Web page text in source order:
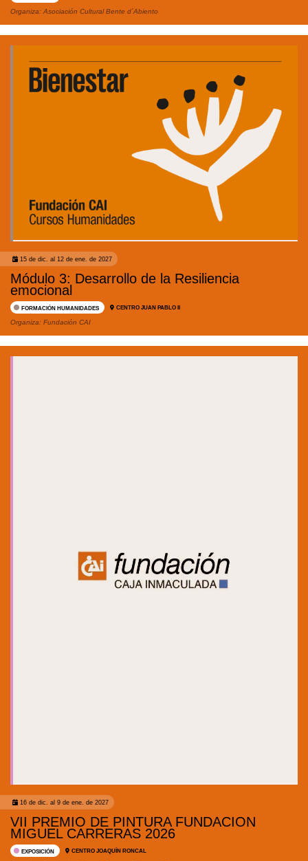
Organiza:Asociación Cultural Bente d´Abiento
15 de dic. al 12 de ene. de 2027
Módulo 3: Desarrollo de la Resiliencia
emocional
FORMACIÓN HUMANIDADES CENTRO JUAN PABLO II
Organiza: Fundación CAI
16 de dic. al 9 de ene. de 2027
VII PREMIO DE PINTURA FUNDACION
MIGUEL CARRERAS 2026
EXPOSICIÓN CENTRO JOAQUÍN RONCAL